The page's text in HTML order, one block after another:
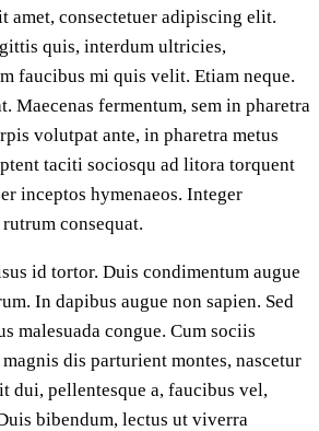
amet, consectetuer adipiscing elit.
quis, interdum ultricies,
faucibus mi quis velit. Etiam neque.
Maecenas fermentum, sem in pharetra
volutpat ante, in pharetra metus
taciti sociosqu ad litora torquent
inceptos hymenaeos. Integer
consequat.
id tortor. Duis condimentum augue
In dapibus augue non sapien. Sed
malesuada congue. Cum sociis
dis parturient montes, nascetur
dui, pellentesque a, faucibus vel,
bibendum, lectus ut viverra